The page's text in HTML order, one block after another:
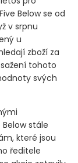
Below se od
v srpnu
u
zboží za
tohoto
svých
stále
které jsou
ředitele